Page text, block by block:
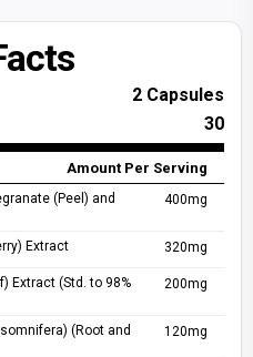
ĐƠN TRÊN 2 TRIỆU
ĐƠN TRÊN 2 TRIỆU
2 Capsules
30
Amount Per Serving
(Peel) and
400mg
Extract 320mg
Extract (Std. to 98%
200mg
(Root and
120mg